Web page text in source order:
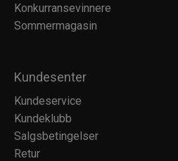
Konkurransevinnere
Sommermagasin
Kundesenter
Kundeservice
Kundeklubb
Salgsbetingelser
Retur